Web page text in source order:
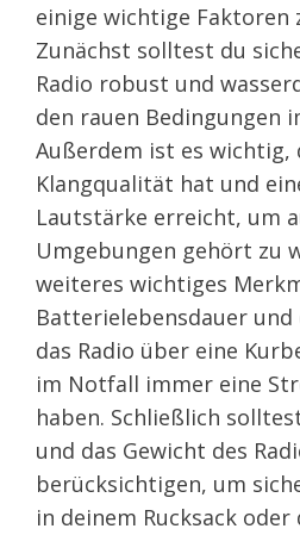
einige wichtige Faktoren
Zunächst solltest du
Radio robust und
den rauen Bedingungen
Außerdem ist es wichtig,
Klangqualität hat und
Lautstärke erreicht, um
Umgebungen gehört zu
weiteres wichtiges
Batterielebensdauer
das Radio über eine
im Notfall immer eine
haben. Schließlich
und das Gewicht des
berücksichtigen, um
in deinem Rucksack